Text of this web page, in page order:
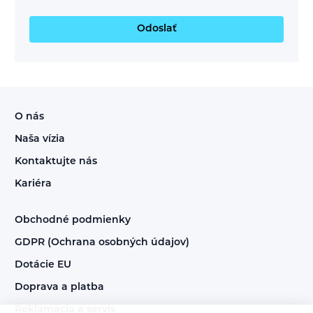
Odoslať
O nás
Naša vízia
Kontaktujte nás
Kariéra
Obchodné podmienky
GDPR (Ochrana osobných údajov)
Dotácie EU
Doprava a platba